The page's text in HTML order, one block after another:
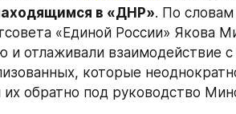
в «ДНР». По
«Единой России» Якова
и отлаживали взаимодействие
которые
их обратно под руководство